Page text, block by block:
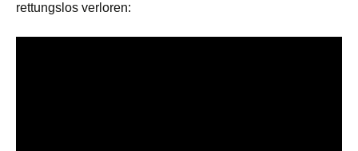
rettungslos verloren: